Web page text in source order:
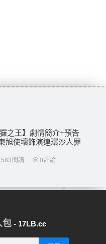
玀之王】劇情簡介+預告
旭使壞飾演連環沙人罪
閱讀 0評論
包 - 17LB.cc